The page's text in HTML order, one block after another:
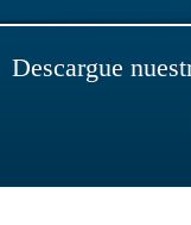
Descargue